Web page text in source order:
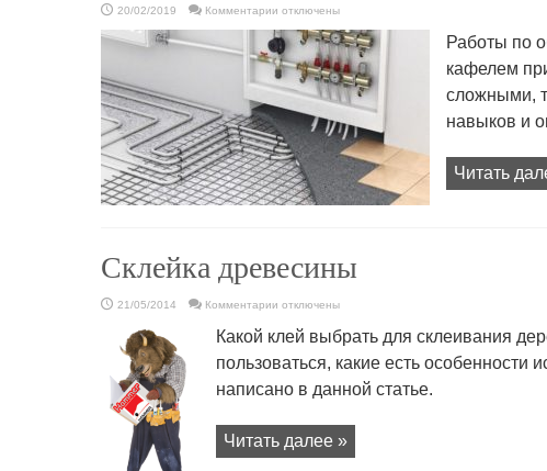
20/02/2019 Комментарии
Как
положить
плитку
на
пол
самостоятельно
отключены
Работы по
кафелем
сложными,
навыков и
Читать
Склейка древесины
21/05/2014 Комментарии
Склейка
древесины
отключены
Какой клей выбрать для склеивания
пользоваться, какие есть особенности
написано в данной статье.
Читать далее »